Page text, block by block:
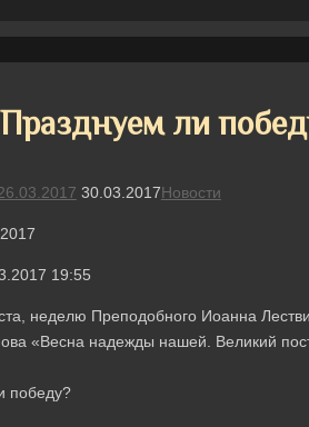
ли
30.03.2017Новости
19:55
неделю Преподобного Иоанна
«Весна надежды нашей. Великий